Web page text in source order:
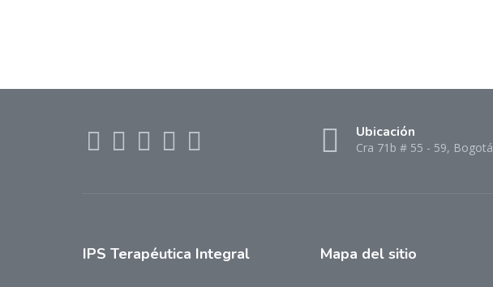
Ubicación
Cra 71b # 55 - 59, Bogotá
IPS Terapéutica Integral Mapa del sitio